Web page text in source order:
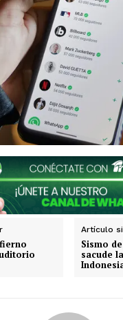
SUSCRIBIRSE
Estados
Ciudad de México
Artículo
Sismo
sacude